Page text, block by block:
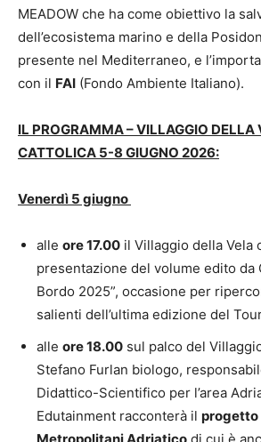
MEADOW che ha come obiettivo la
dell’ecosistema marino e della
presente nel Mediterraneo, e
con il FAI (Fondo Ambiente Italiano).
IL PROGRAMMA – VILLAGGIO DELLA
CATTOLICA 5-8 GIUGNO 2026:
Venerdì 5 giugno
alle ore 17.00 il Villaggio della Vela
presentazione del volume edito da
Bordo 2025”, occasione per
salienti dell’ultima edizione del
alle ore 18.00 sul palco del
Stefano Furlan biologo,
Didattico-Scientifico per l’area
Edutainment racconterà il progetto